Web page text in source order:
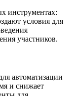
инструментах:
условия для
участников.
автоматизации
и снижает